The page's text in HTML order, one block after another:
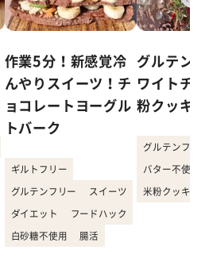
作業5分！新感覚冷
んやりスイーツ！チ
ョコレートヨーグル
トバーク
ギルトフリー
グルテンフリー スイーツ
ダイエット フードハック
白砂糖不使用 腸活
グルテン
ワイトチ
粉クッキー
グルテンフリー
バター不使用
米粉クッキー